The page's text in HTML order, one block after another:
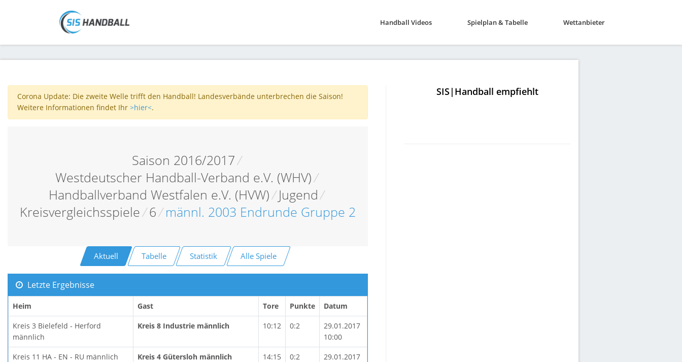
Handball Videos Spielplan & Tabelle Wettanbieter
Corona Update: Die zweite Welle trifft den Handball! Landesverbände unterbrechen die Saison!
Weitere Informationen findet Ihr >hier<.
Saison 2016/2017/
Westdeutscher Handball-Verband e.V. (WHV)/
Handballverband Westfalen e.V. (HVW)/ Jugend/
Kreisvergleichsspiele/6/ männl. 2003 Endrunde Gruppe 2
Aktuell Tabelle Statistik Alle Spiele
Letzte Ergebnisse
Heim Gast Tore Punkte Datum
Kreis 3 Bielefeld - Herford
männlich
Kreis 8 Industrie männlich 10:12 0:2
29.01.2017
10:00
Kreis 11 HA - EN - RU männlich Kreis 4 Gütersloh männlich 14:15 0:2
29.01.2017
SIS|Handball empfiehlt